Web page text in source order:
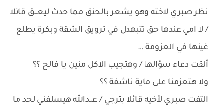
نظر صبري لاخته وهو يشعر بالحنق مما حدث ليعلق قائلا
/ لا امي عندها حق تتبهدل في ترويق الشقة وبكرة يطلع
غينها في العزومة …
ألقت دعاء سؤالها / وهتجيب الاكل منين يا فالح ؟؟
ولا هتعزمنا على ماية ناشفة ؟؟
التفت صبري لأخيه قائلا بترجي / عبدالله هيسلفني لحد ما